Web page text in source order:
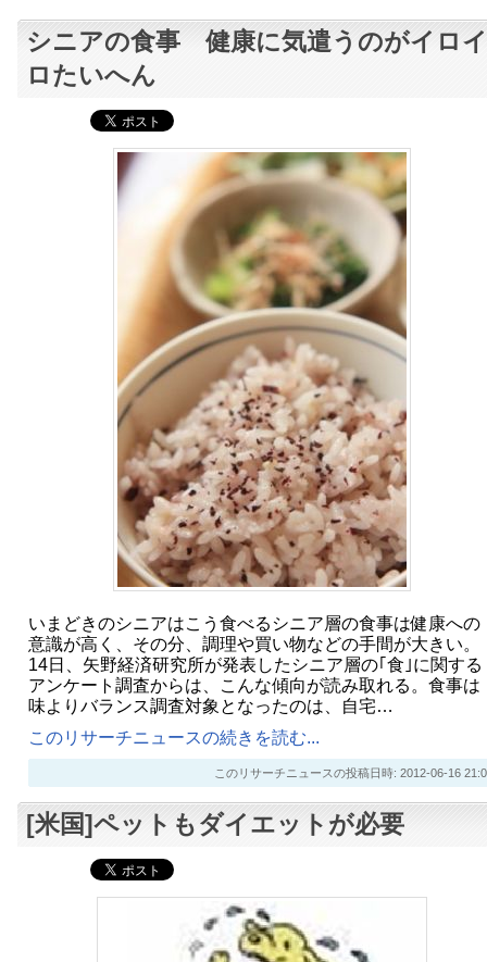
シニアの食事 健康に気遣うのがイロイ
ロたいへん
いまどきのシニアはこう食べるシニア層の食事は健康への
意識が高く、その分、調理や買い物などの手間が大きい。
14日、矢野経済研究所が発表したシニア層の｢食｣に関する
アンケート調査からは、こんな傾向が読み取れる。食事は
味よりバランス調査対象となったのは、自宅…
このリサーチニュースの続きを読む...
このリサーチニュースの投稿日時: 2012-06-16
[米国]ペットもダイエットが必要